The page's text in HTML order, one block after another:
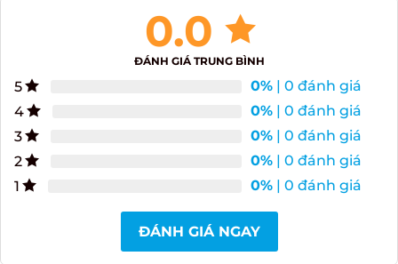
0.0
ĐÁNH GIÁ TRUNG BÌNH
5 0%| 0 đánh giá
4
0%| 0 đánh giá
3
0%| 0 đánh giá
2
0%| 0 đánh giá
1
0%| 0 đánh giá
ĐÁNH GIÁ NGAY